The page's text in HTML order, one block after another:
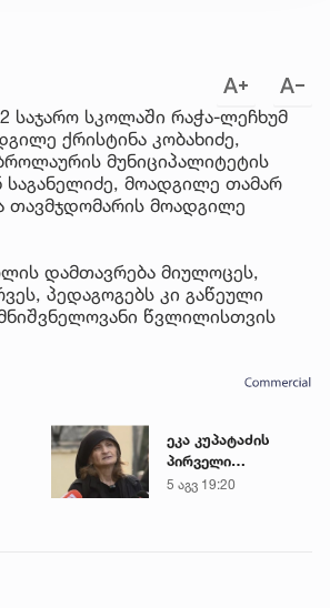
საჯარო სკოლაში რაჭა-ლეჩხუმ
ქრისტინა კობახიძე,
მუნიციპალიტეტის
მოადგილე თამარ
თავმჯდომარის მოადგილე
დამთავრება მიულოცეს,
პედაგოგებს კი გაწეული
წვლილისთვის
ეკა კუპატაძის
პირველი
კომენტარი ნია
5 აგვ 19:20